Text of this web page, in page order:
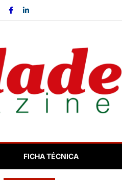
FICHA TÉCNICA